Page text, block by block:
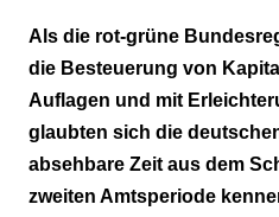
Staat in Geldnot
Gebrandmarkt
Die Verteufelung der
Als die rot-grüne
die Besteuerung von
Auflagen und mit
glaubten sich die
absehbare Zeit aus dem
zweiten Amtsperiode